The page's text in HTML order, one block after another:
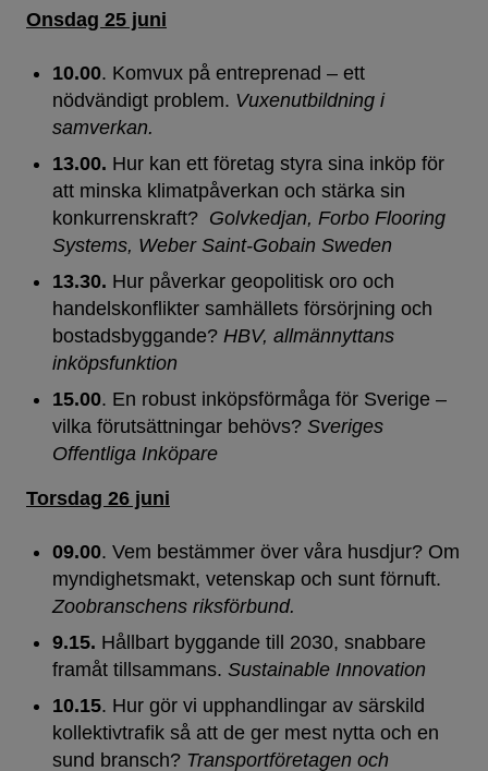
Onsdag 25 juni
10.00. Komvux på entreprenad – ett
nödvändigt problem. Vuxenutbildning i
samverkan.
13.00. Hur kan ett företag styra sina inköp för
att minska klimatpåverkan och stärka sin
konkurrenskraft? Golvkedjan, Forbo Flooring
Systems, Weber Saint-Gobain Sweden
13.30. Hur påverkar geopolitisk oro och
handelskonflikter samhällets försörjning och
bostadsbyggande? HBV, allmännyttans
inköpsfunktion
15.00. En robust inköpsförmåga för Sverige –
vilka förutsättningar behövs? Sveriges
Offentliga Inköpare
Torsdag 26 juni
09.00. Vem bestämmer över våra husdjur? Om
myndighetsmakt, vetenskap och sunt förnuft.
Zoobranschens riksförbund.
9.15. Hållbart byggande till 2030, snabbare
framåt tillsammans. Sustainable Innovation
10.15. Hur gör vi upphandlingar av särskild
kollektivtrafik så att de ger mest nytta och en
sund bransch? Transportföretagen och